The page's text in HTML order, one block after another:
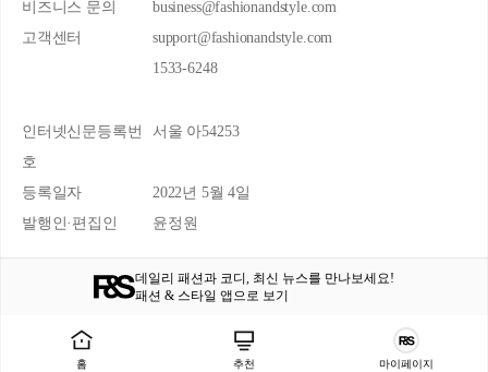
데일리 패션과 코디, 최신 뉴스를 만나보세요!
패션 & 스타일 앱으로 보기
홈 추천 마이페이지
비즈니스 문의
business@fashionandstyle.com
고객센터
support@fashionandstyle.com
1533-6248
인터넷신문등록번
호
서울 아54253
등록일자
2022년 5월 4일
발행인·편집인
윤정원